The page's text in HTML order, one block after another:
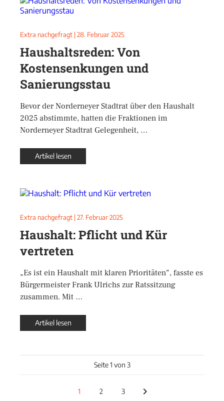
Extra nachgefragt | 28. Februar 2025
Haushaltsreden: Von
Kostensenkungen und
Sanierungsstau
Bevor der Norderneyer Stadtrat über den Haushalt
2025 abstimmte, hatten die Fraktionen im
Norderneyer Stadtrat Gelegenheit, …
Artikel lesen
Extra nachgefragt | 27. Februar 2025
Haushalt: Pflicht und Kür
vertreten
„Es ist ein Haushalt mit klaren Prioritäten“, fasste es
Bürgermeister Frank Ulrichs zur Ratssitzung
zusammen. Mit …
Artikel lesen
Seite 1 von 3
1 2 3